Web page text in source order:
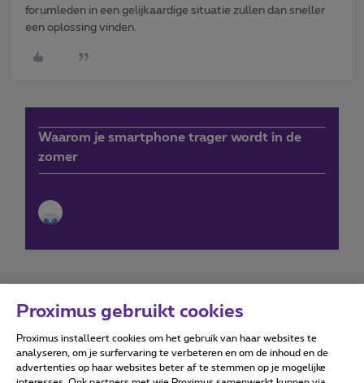
forumleden in een gelijkaardige situatie zullen dan sneller
een oplossing vinden.
Waarom je smartphone trager wordt in de
zomer
Forumvoorwaarden Accessibility statement
Proximus gebruikt cookies
Proximus installeert cookies om het gebruik van haar websites te
analyseren, om je surfervaring te verbeteren en om de inhoud en de
advertenties op haar websites beter af te stemmen op je mogelijke